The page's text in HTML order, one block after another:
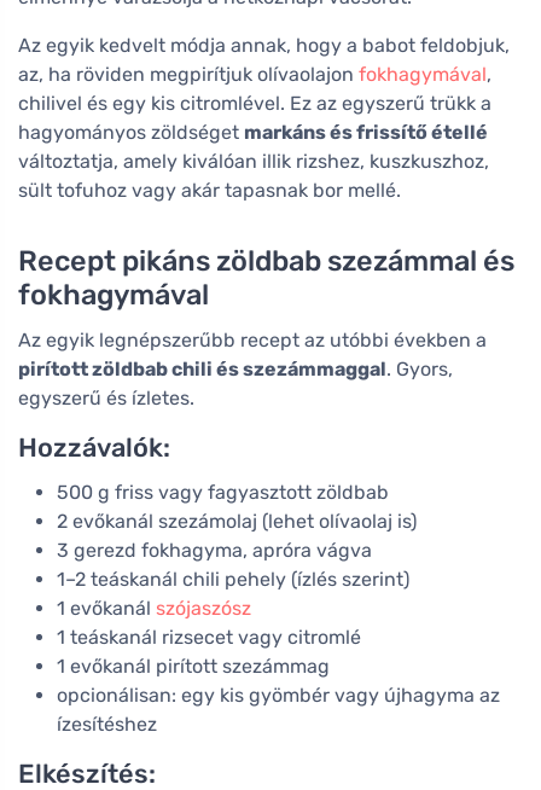
Az egyik kedvelt módja annak, hogy a babot feldobjuk,
az, ha röviden megpirítjuk olívaolajon fokhagymával,
chilivel és egy kis citromlével. Ez az egyszerű trükk a
hagyományos zöldséget markáns és frissítő étellé
változtatja, amely kiválóan illik rizshez, kuszkuszhoz,
sült tofuhoz vagy akár tapasnak bor mellé.
Recept pikáns zöldbab szezámmal és
fokhagymával
Az egyik legnépszerűbb recept az utóbbi években a
pirított zöldbab chili és szezámmaggal. Gyors,
egyszerű és ízletes.
Hozzávalók:
500 g friss vagy fagyasztott zöldbab
2 evőkanál szezámolaj (lehet olívaolaj is)
3 gerezd fokhagyma, apróra vágva
1–2 teáskanál chili pehely (ízlés szerint)
1 evőkanál szójaszósz
1 teáskanál rizsecet vagy citromlé
1 evőkanál pirított szezámmag
opcionálisan: egy kis gyömbér vagy újhagyma az
ízesítéshez
Elkészítés: